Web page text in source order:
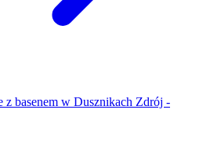
z basenem w Dusznikach Zdrój -